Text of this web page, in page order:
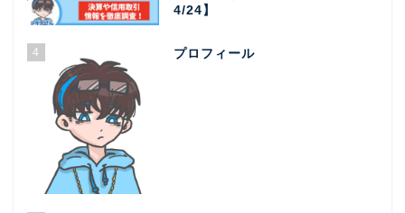
4/24】
4 プロフィール